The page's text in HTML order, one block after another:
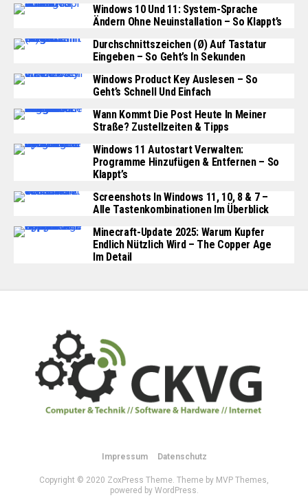
Windows 10 Und 11: System-Sprache
Ändern Ohne Neuinstallation – So Klappt’s
Durchschnittszeichen (Ø) Auf Tastatur
Eingeben – So Geht’s In Sekunden
Windows Product Key Auslesen – So
Geht’s Schnell Und Einfach
Wann Kommt Die Post Heute In Meiner
Straße? Zustellzeiten & Tipps
Windows 11 Autostart Verwalten:
Programme Hinzufügen & Entfernen – So
Klappt’s
Screenshots In Windows 11, 10, 8 & 7 –
Alle Tastenkombinationen Im Überblick
Minecraft-Update 2025: Warum Kupfer
Endlich Nützlich Wird – The Copper Age
Im Detail
Impressum Datenschutz
Copyright © 2020 ZoxPress Theme. Theme by MVP Themes,
powered by WordPress.